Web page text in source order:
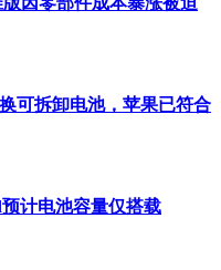
可拆卸电池，苹果已符合
计电池容量仅搭载